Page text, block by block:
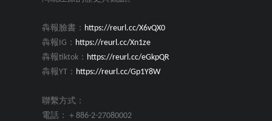
犇報臉書： https://reurl.cc/X6vQX0
犇報IG： https://reurl.cc/Xn1ze
犇報tiktok： https://reurl.cc/eGkpQR
犇報YT： https://reurl.cc/Gp1Y8W
聯繫方式：
電話：＋886-2-27080002